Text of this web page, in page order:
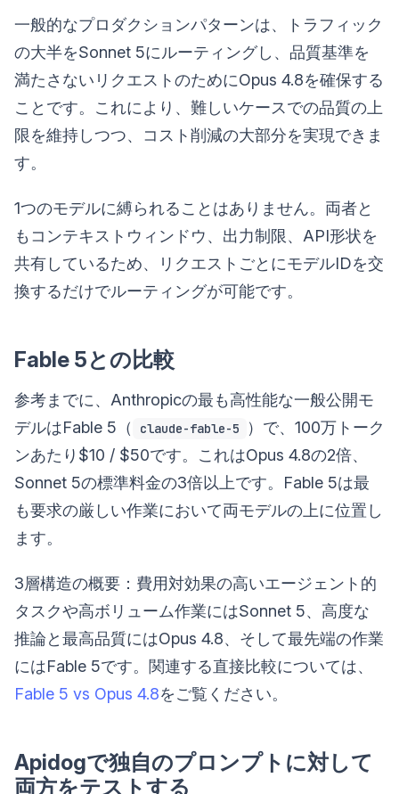
一般的なプロダクションパターンは、トラフィック
の大半をSonnet 5にルーティングし、品質基準を
満たさないリクエストのためにOpus 4.8を確保する
ことです。これにより、難しいケースでの品質の上
限を維持しつつ、コスト削減の大部分を実現できま
す。
1つのモデルに縛られることはありません。両者と
もコンテキストウィンドウ、出力制限、API形状を
共有しているため、リクエストごとにモデルIDを交
換するだけでルーティングが可能です。
Fable 5との比較
参考までに、Anthropicの最も高性能な一般公開モ
デルはFable 5（
claude-fable-5
）で、100万トーク
ンあたり$10 / $50です。これはOpus 4.8の2倍、
Sonnet 5の標準料金の3倍以上です。Fable 5は最
も要求の厳しい作業において両モデルの上に位置し
ます。
3層構造の概要：費用対効果の高いエージェント的
タスクや高ボリューム作業にはSonnet 5、高度な
推論と最高品質にはOpus 4.8、そして最先端の作業
にはFable 5です。関連する直接比較については、
Fable 5 vs Opus 4.8をご覧ください。
Apidogで独自のプロンプトに対して
両方をテストする